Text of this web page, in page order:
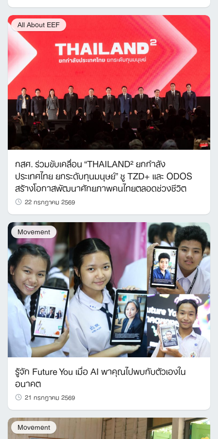
All About EEF
กสศ. ร่วมขับเคลื่อน “THAILAND² ยกกำลัง
ประเทศไทย ยกระดับทุนมนุษย์” ชู TZD+ และ ODOS
สร้างโอกาสพัฒนาศักยภาพคนไทยตลอดช่วงชีวิต
22 กรกฎาคม 2569
Movement
รู้จัก Future You เมื่อ AI พาคุณไปพบกับตัวเองใน
อนาคต
21 กรกฎาคม 2569
Movement